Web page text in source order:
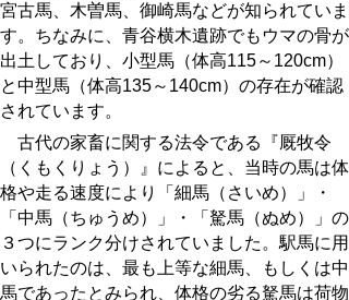
宮古馬、木曽馬、御崎馬などが知られていま
す。ちなみに、青谷横木遺跡でもウマの骨が
出土しており、小型馬（体高115～120cm）
と中型馬（体高135～140cm）の存在が確認
されています。
古代の家畜に関する法令である『厩牧令
（くもくりょう）』によると、当時の馬は体
格や走る速度により「細馬（さいめ）」・
「中馬（ちゅうめ）」・「駑馬（ぬめ）」の
３つにランク分けされていました。駅馬に用
いられたのは、最も上等な細馬、もしくは中
馬であったとみられ、体格の劣る駑馬は荷物